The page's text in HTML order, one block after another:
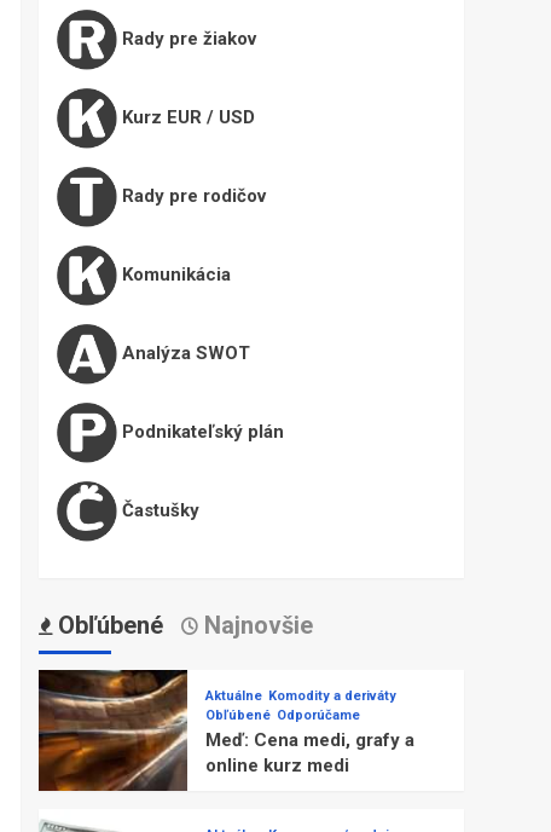
Rady pre žiakov
Kurz EUR / USD
Rady pre rodičov
Komunikácia
Analýza SWOT
Podnikateľský plán
Častušky
Obľúbené Najnovšie
Aktuálne Komodity a deriváty
Obľúbené Odporúčame
Meď: Cena medi, grafy a
online kurz medi